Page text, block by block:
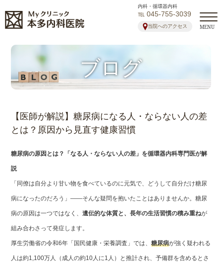
内科・循環器内科
℡ 045-755-3039
当院へのアクセス MENU
ブログ
【医師が解説】糖尿病になる人・ならない人の差
とは？原因から見直す健康習慣
糖尿病の原因とは？「なる人・ならない人の差」を循環器内科専門医が解
説
「同僚は自分より甘い物を食べているのに元気で、どうして自分だけ糖尿
病になったのだろう」——そんな疑問を抱いたことはありませんか。糖尿
病の原因は一つではなく、遺伝的な体質と、長年の生活習慣の積み重ねが
組み合わさって発症します。
厚生労働省の令和6年「国民健康・栄養調査」では、糖尿病が強く疑われる
人は約1,100万人（成人の約10人に1人）と推計され、予備群を含めるとさ